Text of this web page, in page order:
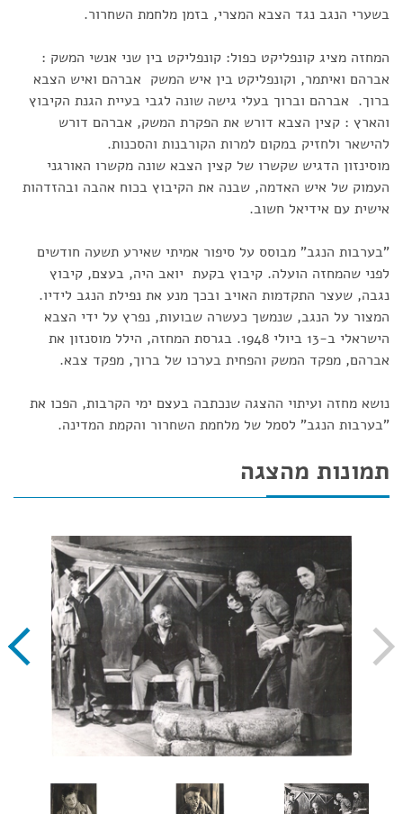
בשערי הנגב נגד הצבא המצרי, בזמן מלחמת השחרור.
המחזה מציג קונפליקט כפול: קונפליקט בין שני אנשי המשק :
אברהם ואיתמר, וקונפליקט בין איש המשק אברהם ואיש הצבא
ברוך. אברהם וברוך בעלי גישה שונה לגבי בעיית הגנת הקיבוץ
והארץ : קצין הצבא דורש את הפקרת המשק, אברהם דורש
להישאר ולחזיק במקום למרות הקורבנות והסכנות.
מוסינזון הדגיש שקשרו של קצין הצבא שונה מקשרו האורגני
העמוק של איש האדמה, שבנה את הקיבוץ בכוח אהבה ובהזדהות
אישית עם אידיאל חשוב.
"בערבות הנגב" מבוסס על סיפור אמיתי שאירע תשעה חודשים
לפני שהמחזה הועלה. קיבוץ בקעת יואב היה, בעצם, קיבוץ
נגבה, שעצר התקדמות האויב ובכך מנע את נפילת הנגב לידיו.
המצור על הנגב, שנמשך כעשרה שבועות, נפרץ על ידי הצבא
הישראלי ב-13 ביולי 1948. בגרסת המחזה, הילל מוסנזון את
אברהם, מפקד המשק והפחית בערכו של ברוך, מפקד צבא.
נושא מחזה ועיתוי ההצגה שנכתבה בעצם ימי הקרבות, הפכו את
"בערבות הנגב" לסמל של מלחמת השחרור והקמת המדינה.
תמונות מהצגה